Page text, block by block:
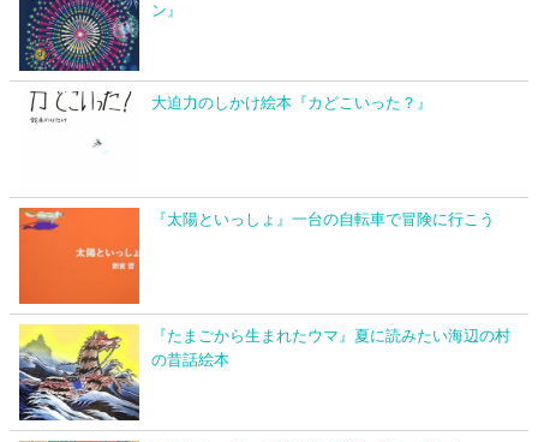
ン』
大迫力のしかけ絵本『カどこいった？』
『太陽といっしょ』一台の自転車で冒険に行こう
『たまごから生まれたウマ』夏に読みたい海辺の村
の昔話絵本